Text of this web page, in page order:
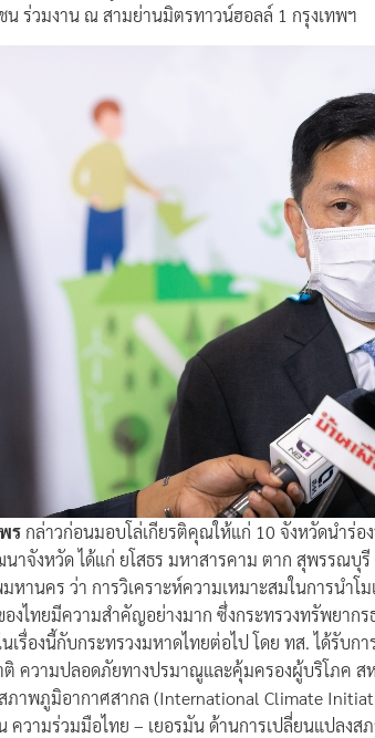
น ร่วมงาน ณ สามย่านมิตรทาวน์ฮอลล์ 1 กรุงเทพฯ
ร กล่าวก่อนมอบโล่เกียรติคุณให้แก่ 10 จังหวัดนำร่
าจังหวัด ได้แก่ ยโสธร มหาสารคาม ตาก สุพรรณบุ
มหานคร ว่า การวิเคราะห์ความเหมาะสมในการนำโ
องไทยมีความสำคัญอย่างมาก ซึ่งกระทรวงทรัพยาก
นเรื่องนี้กับกระทรวงมหาดไทยต่อไป โดย ทส. ได้รับ
ติ ความปลอดภัยทางปรมาณูและคุ้มครองผู้บริโภค ส
ภาพภูมิอากาศสากล (International Climate
ความร่วมมือไทย – เยอรมัน ด้านการเปลี่ยนแปลงส